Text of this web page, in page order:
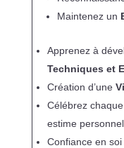
Maintenez un
Apprenez à
Techniques et
Création d’une
Célébrez chaque
estime
Confiance en soi